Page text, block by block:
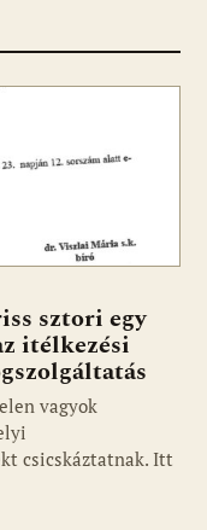
sztori egy
itélkezési
vagyok
csicskáztatnak. Itt